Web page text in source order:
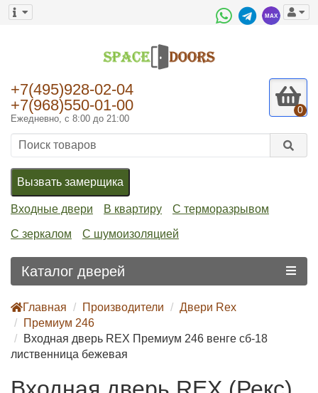
+7(495)928-02-04
+7(968)550-01-00
Ежедневно, с 8:00 до 21:00
0
Вызвать замерщика
Входные двери В квартиру С терморазрывом
С зеркалом С шумоизоляцией
Каталог дверей
Главная Производители
Двери Rex
Премиум 246
Входная дверь REX Премиум 246 венге сб-18
лиственница бежевая